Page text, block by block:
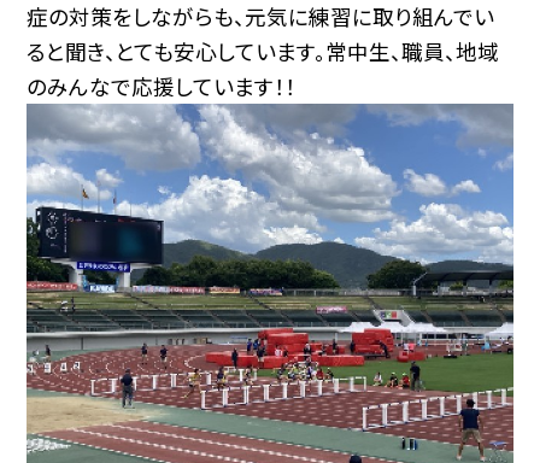
症の対策をしながらも、元気に練習に取り組んでい
ると聞き、とても安心しています。常中生、職員、地域
のみんなで応援しています！！